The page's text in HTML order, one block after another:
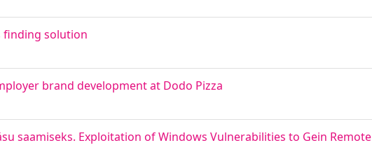
finding solution
brand development at Dodo Pizza
saamiseks. Exploitation of Windows Vulnerabilities to Gein Remote